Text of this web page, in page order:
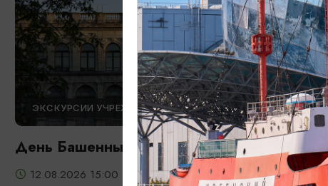
ЭКСКУРСИИ УЧРЕЖДЕНИЙ КУЛЬТУРЫ
День Башенных часов
12.08.2026 15:00